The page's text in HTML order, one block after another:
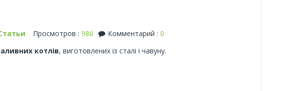
Просмотров : 986 Комментарий : 0
котлів, виготовлених із сталі і чавуну.